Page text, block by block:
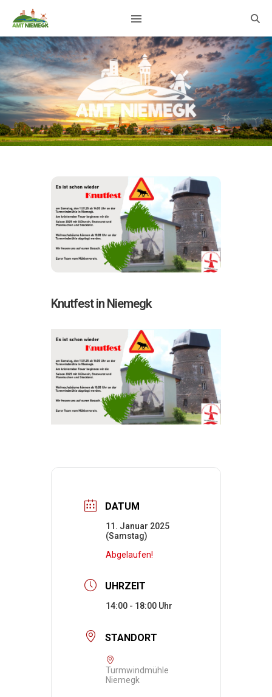
Knutfest in Niemegk
DATUM
11. Januar 2025
(Samstag)
Abgelaufen!
UHRZEIT
14:00 - 18:00
STANDORT
Turmwindmühle
Niemegk